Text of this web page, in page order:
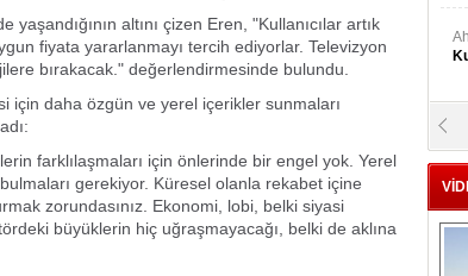
altını çizen Eren, "Kullanıcılar artık
fiyata yararlanmayı tercih ediyorlar. Televizyon
bırakacak." değerlendirmesinde bulundu.
için daha özgün ve yerel içerikler sunmaları
farklılaşmaları için önlerinde bir engel yok. Yerel
gerekiyor. Küresel olanla rekabet içine
zorundasınız. Ekonomi, lobi, belki siyasi
büyüklerin hiç uğraşmayacağı, belki de aklına